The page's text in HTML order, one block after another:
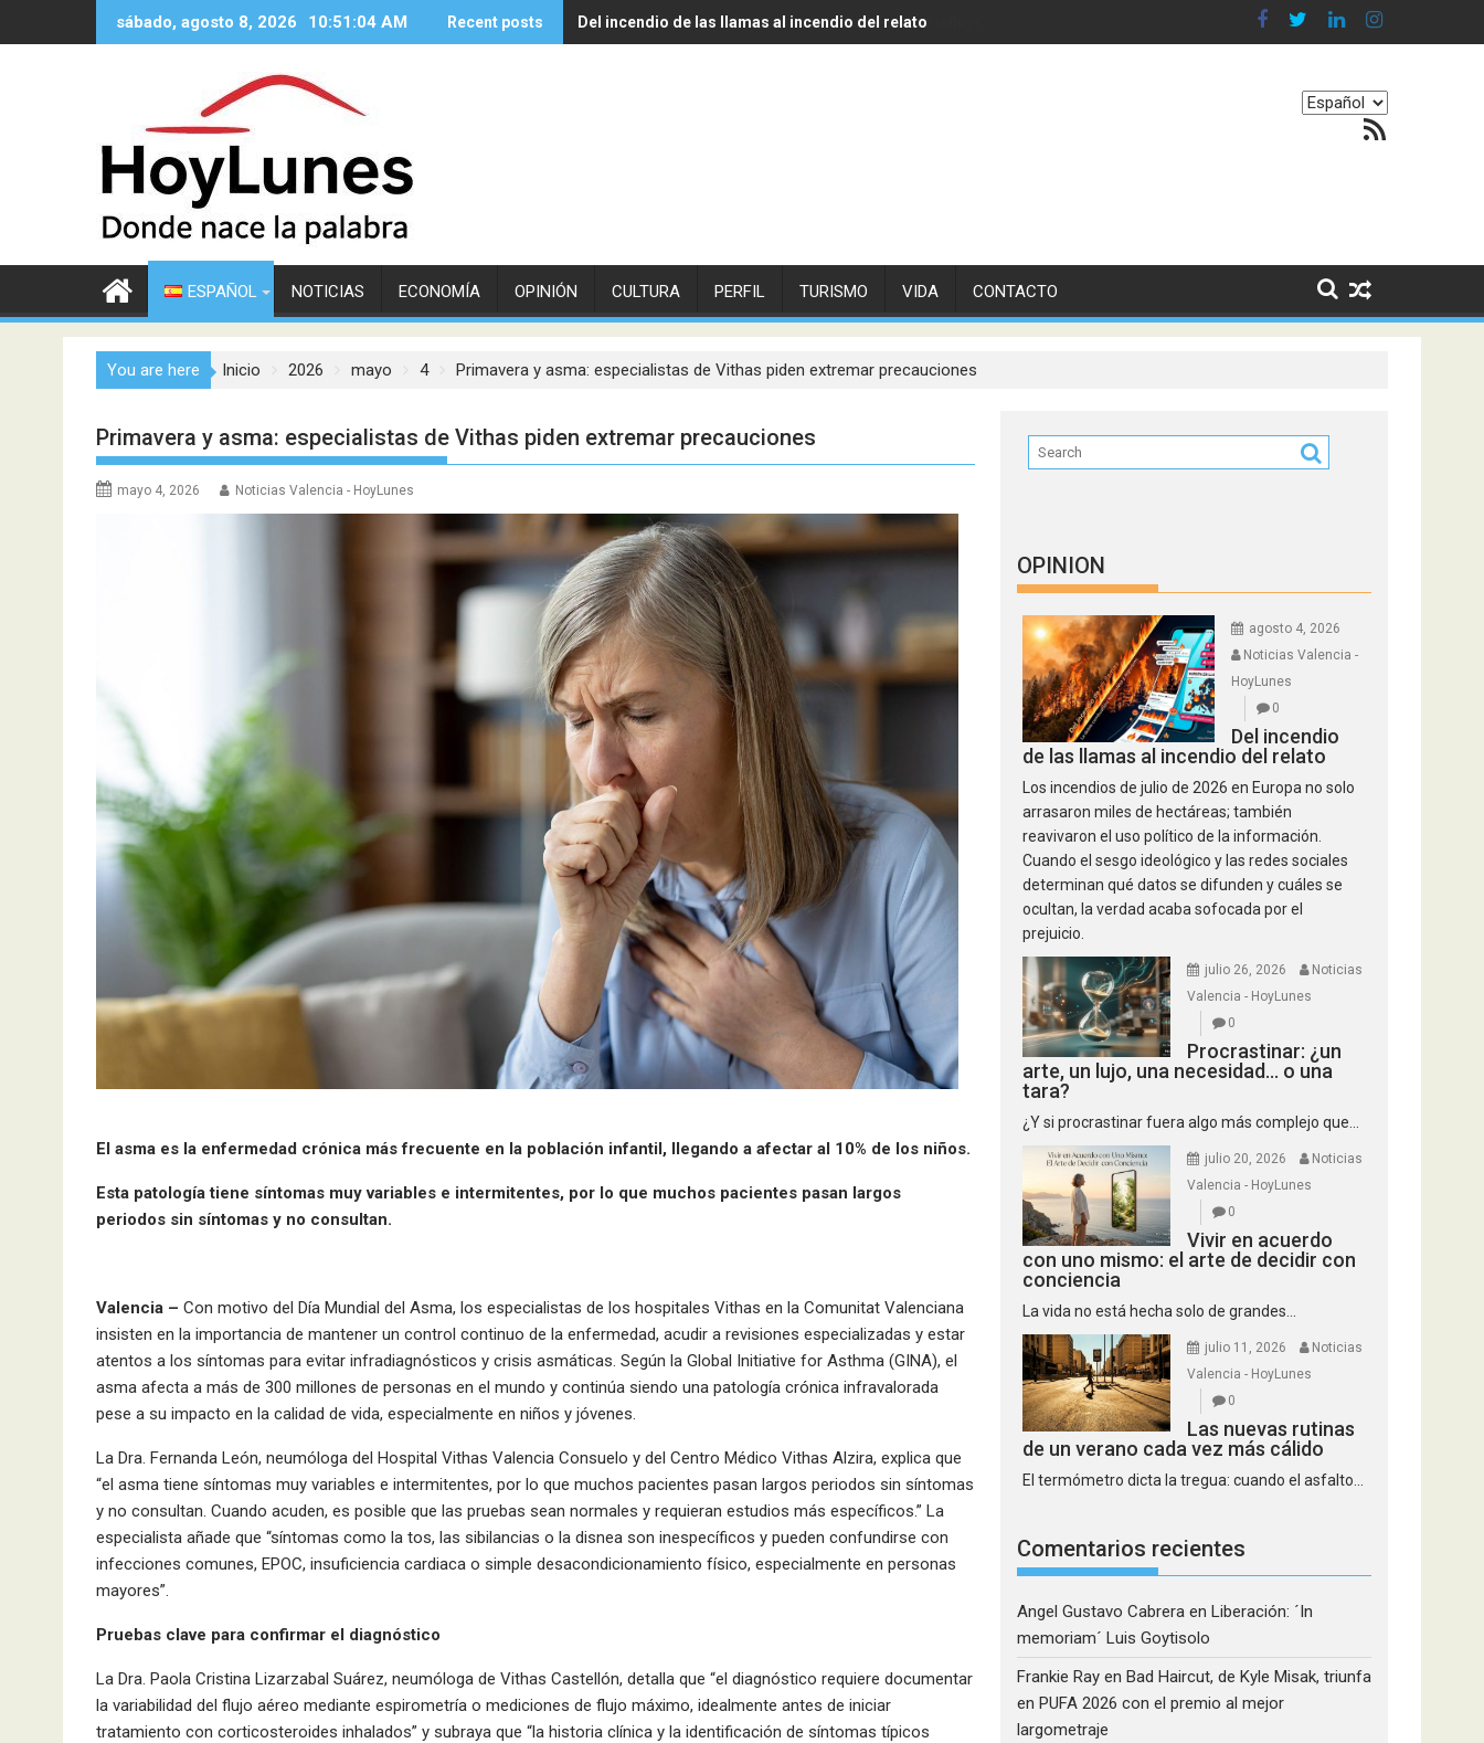
sábado, agosto 8, 2026 10:51:05 AM Recent posts Del incendio de las llamas al incendio del relato
Experto de Vithas explica cómo las olas de calor influyen en nuestro equilibrio emocional
Elegir
Feed RSS
ESPAÑOL NOTICIAS ECONOMÍA OPINIÓN CULTURA PERFIL TURISMO VIDA CONTACTO
You are here Inicio 2026 mayo 4 Primavera y asma: especialistas de Vithas piden extremar precauciones
Primavera y asma: especialistas de Vithas piden extremar precauciones
mayo 4, 2026 Noticias Valencia - HoyLunes
El asma es la enfermedad crónica más frecuente en la población infantil, llegando a afectar al 10% de los niños.
Esta patología tiene síntomas muy variables e intermitentes, por lo que muchos pacientes pasan largos
periodos sin síntomas y no consultan.
Valencia – Con motivo del Día Mundial del Asma, los especialistas de los hospitales Vithas en la Comunitat Valenciana
insisten en la importancia de mantener un control continuo de la enfermedad, acudir a revisiones especializadas y estar
atentos a los síntomas para evitar infradiagnósticos y crisis asmáticas. Según la Global Initiative for Asthma (GINA), el
asma afecta a más de 300 millones de personas en el mundo y continúa siendo una patología crónica infravalorada
pese a su impacto en la calidad de vida, especialmente en niños y jóvenes.
La Dra. Fernanda León, neumóloga del Hospital Vithas Valencia Consuelo y del Centro Médico Vithas Alzira, explica que
“el asma tiene síntomas muy variables e intermitentes, por lo que muchos pacientes pasan largos periodos sin síntomas
y no consultan. Cuando acuden, es posible que las pruebas sean normales y requieran estudios más específicos.” La
especialista añade que “síntomas como la tos, las sibilancias o la disnea son inespecíficos y pueden confundirse con
infecciones comunes, EPOC, insuficiencia cardiaca o simple desacondicionamiento físico, especialmente en personas
mayores”.
Pruebas clave para confirmar el diagnóstico
La Dra. Paola Cristina Lizarzabal Suárez, neumóloga de Vithas Castellón, detalla que “el diagnóstico requiere documentar
la variabilidad del flujo aéreo mediante espirometría o mediciones de flujo máximo, idealmente antes de iniciar
tratamiento con corticosteroides inhalados” y subraya que “la historia clínica y la identificación de síntomas típicos
OPINION
agosto 4, 2026
Noticias Valencia -
HoyLunes
0
Del incendio
de las llamas al incendio del relato
Los incendios de julio de 2026 en Europa no solo
arrasaron miles de hectáreas; también
reavivaron el uso político de la información.
Cuando el sesgo ideológico y las redes sociales
determinan qué datos se difunden y cuáles se
ocultan, la verdad acaba sofocada por el
prejuicio.
julio 26, 2026
Noticias
Valencia - HoyLunes
0
Procrastinar: ¿un
arte, un lujo, una necesidad… o una
tara?
¿Y si procrastinar fuera algo más complejo que...
julio 20, 2026
Noticias
Valencia - HoyLunes
0
Vivir en acuerdo
con uno mismo: el arte de decidir con
conciencia
La vida no está hecha solo de grandes...
julio 11, 2026
Noticias
Valencia - HoyLunes
0
Las nuevas rutinas
de un verano cada vez más cálido
El termómetro dicta la tregua: cuando el asfalto...
Comentarios recientes
Angel Gustavo Cabrera en Liberación: ´In
memoriam´ Luis Goytisolo
Frankie Ray en Bad Haircut, de Kyle Misak, triunfa
en PUFA 2026 con el premio al mejor
largometraje